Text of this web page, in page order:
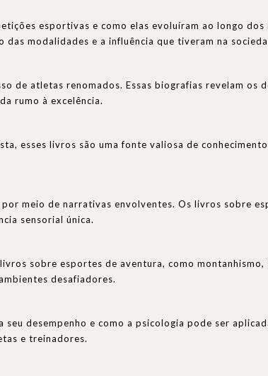
esportivas e como elas evoluíram ao longo dos
modalidades e a influência que tiveram na
de atletas renomados. Essas biografias revelam os
rumo à excelência.
esses livros são uma fonte valiosa de
meio de narrativas envolventes. Os livros sobre
sensorial única.
sobre esportes de aventura, como montanhismo,
desafiadores.
desempenho e como a psicologia pode ser
e treinadores.